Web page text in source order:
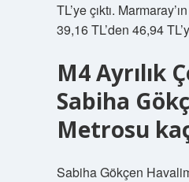
TL’ye çıktı.
39,16 TL’den 46,94
M4 Ayrılık
Sabiha
Metrosu
Sabiha Gökçen